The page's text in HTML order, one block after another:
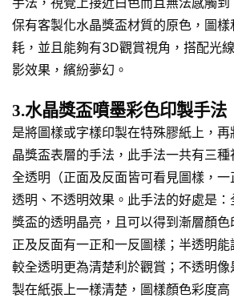
保有客製化水晶獎盃材質的原色，圖
耗，並且能夠有3D觀賞視角，搭配光
影效果，繽紛夢幻。
3.水晶獎盃噴墨彩色印製手法
是將圖樣或字樣印製在特殊膠紙上，
晶獎盃表層的手法，此手法一共有三種
全透明（正面及反面皆可看見圖樣，
透明、不透明效果。此手法的好處是
獎盃的透明晶亮，且可以得到漸層顏
正及反面有一正和一反圖樣；半透明
較全透明更為清楚利於觀賞；不透明
製在紙張上一樣清楚，圖樣顏色彩度